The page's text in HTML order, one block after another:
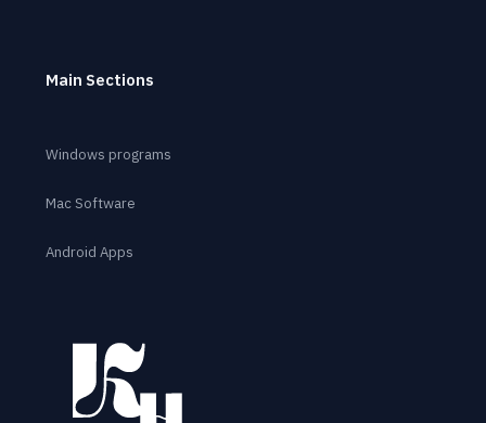
Main Sections
Windows programs
Mac Software
Android Apps